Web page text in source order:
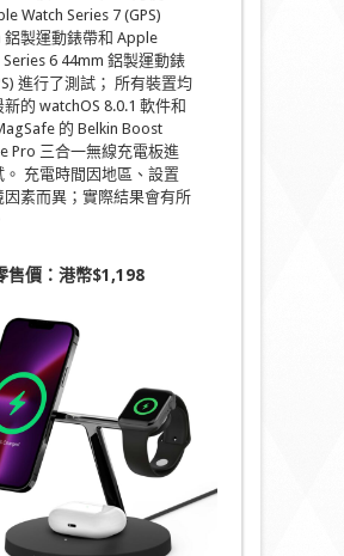
Watch Series 7 (GPS)
鋁製運動錶帶和 Apple
Series 6 44mm 鋁製運動錶
進行了測試； 所有裝置均
的 watchOS 8.0.1 軟件和
的 Belkin Boost
Pro 三合一無線充電板進
。 充電時間因地區、設置
因素而異；實際結果會有所
售價：港幣$1,198